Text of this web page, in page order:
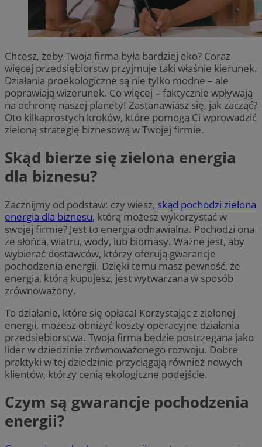
Chcesz, żeby Twoja firma była bardziej eko? Coraz
więcej przedsiębiorstw przyjmuje taki właśnie kierunek.
Działania proekologiczne są nie tylko modne – ale
poprawiają wizerunek. Co więcej – faktycznie wpływają
na ochronę naszej planety! Zastanawiasz się, jak zacząć?
Oto kilkaprostych kroków, które pomogą Ci wprowadzić
zieloną strategię biznesową w Twojej firmie.
Skąd bierze się zielona energia
dla biznesu?
Zacznijmy od podstaw: czy wiesz, skąd pochodzi zielona
energia dla biznesu, którą możesz wykorzystać w
swojej firmie? Jest to energia odnawialna. Pochodzi ona
ze słońca, wiatru, wody, lub biomasy. Ważne jest, aby
wybierać dostawców, którzy oferują gwarancje
pochodzenia energii. Dzięki temu masz pewność, że
energia, którą kupujesz, jest wytwarzana w sposób
zrównoważony.
To działanie, które się opłaca! Korzystając z zielonej
energii, możesz obniżyć koszty operacyjne działania
przedsiębiorstwa. Twoja firma będzie postrzegana jako
lider w dziedzinie zrównoważonego rozwoju. Dobre
praktyki w tej dziedzinie przyciągają również nowych
klientów, którzy cenią ekologiczne podejście.
Czym są gwarancje pochodzenia
energii?